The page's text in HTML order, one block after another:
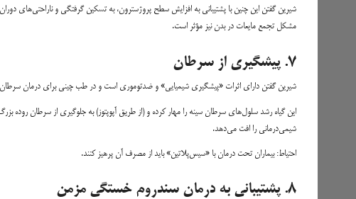
شیرین گفتن این چنین با پشتیبانی به افزایش سطح پروژسترون، به تسکین گرفتگی و ناراحتی‌های
مشکل تجمع مایعات در بدن نیز مؤثر است.
۷. پیشگیری از سرطان
شیرین گفتن دارای اثرات «پیشگیری شیمیایی» و ضدتوموری است و در طب چینی برای درمان سرطان
این گیاه رشد سلول‌های سرطان سینه را مهار کرده و (از طریق آپوپتوز) به جلوگیری از سرطان روده
شیمی‌درمانی را افت می‌دهد.
احتیاط: بیماران تحت درمان با «سیس‌پلاتین» باید از مصرف آن پرهیز کنند.
۸. پشتیبانی به درمان سندروم خستگی مزمن